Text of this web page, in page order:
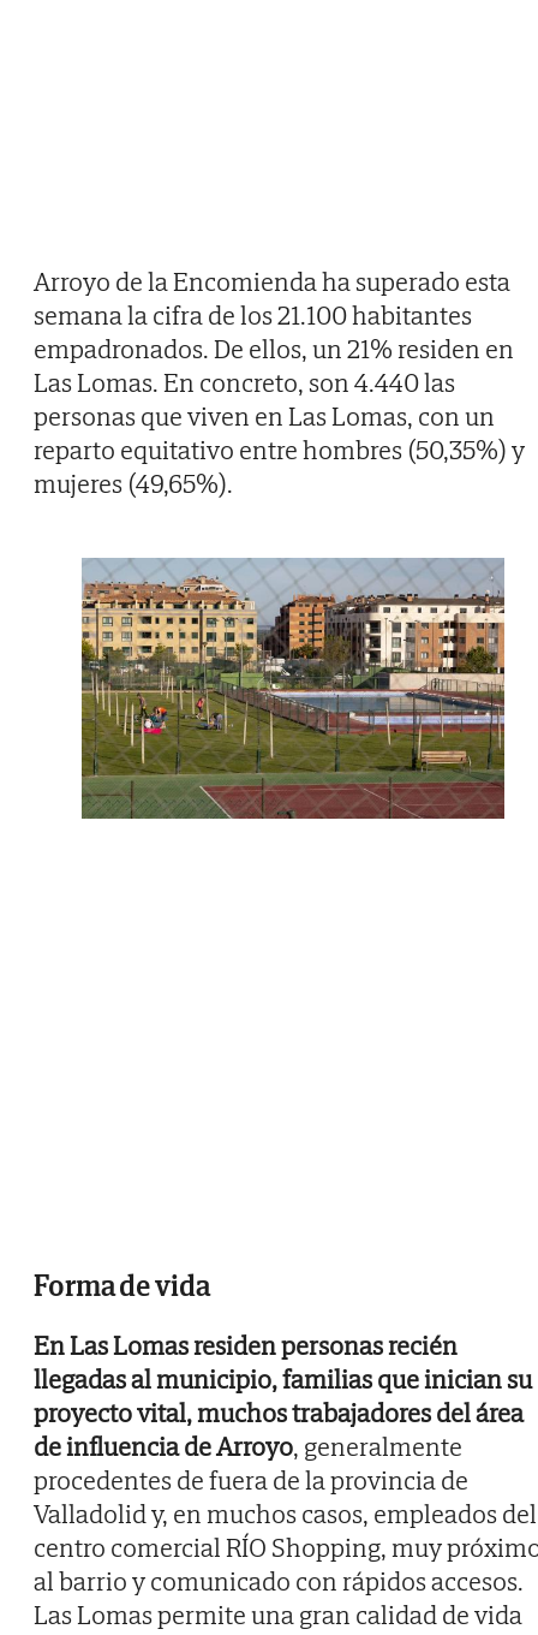
Arroyo de la Encomienda ha superado esta
semana la cifra de los 21.100 habitantes
empadronados. De ellos, un 21% residen en
Las Lomas. En concreto, son 4.440 las
personas que viven en Las Lomas, con un
reparto equitativo entre hombres (50,35%) y
mujeres (49,65%).
Forma de vida
En Las Lomas residen personas recién
llegadas al municipio, familias que inician su
proyecto vital, muchos trabajadores del área
de influencia de Arroyo, generalmente
procedentes de fuera de la provincia de
Valladolid y, en muchos casos, empleados del
centro comercial RÍO Shopping, muy
al barrio y comunicado con rápidos accesos.
Las Lomas permite una gran calidad de vida